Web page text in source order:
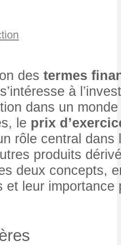
des termes
à
dans un
le prix
rôle central dans
produits
deux concepts,
et leur importance